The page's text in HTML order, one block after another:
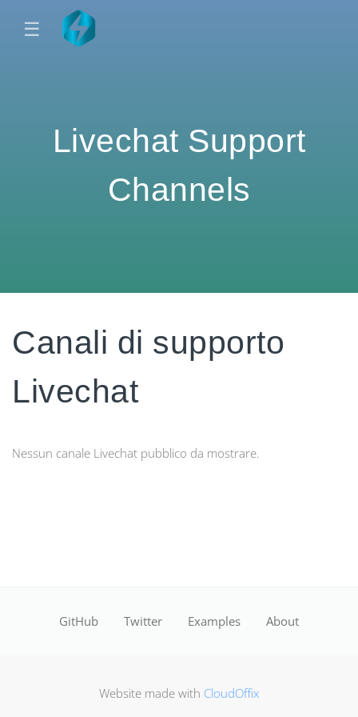
☰
Livechat Support
Channels
Canali di supporto
Livechat
Nessun canale Livechat pubblico da mostrare.
GitHub Twitter Examples About
Website made with CloudOffix